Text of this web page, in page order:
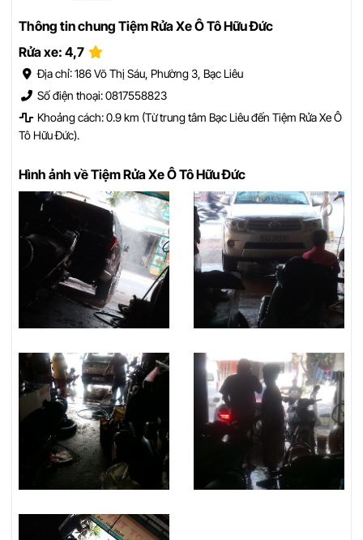
Thông tin chung Tiệm Rửa Xe Ô Tô Hữu Đức
Rửa xe: 4,7
Địa chỉ: 186 Võ Thị Sáu, Phường 3, Bạc Liêu
Số điện thoại: 0817558823
Khoảng cách: 0.9 km (Từ trung tâm Bạc Liêu đến Tiệm Rửa Xe Ô
Tô Hữu Đức).
Hình ảnh về Tiệm Rửa Xe Ô Tô Hữu Đức